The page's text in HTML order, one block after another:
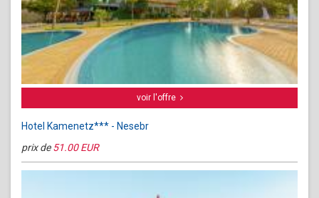
voir l'offre
Hotel Kamenetz*** - Nesebr
prix de51.00 EUR